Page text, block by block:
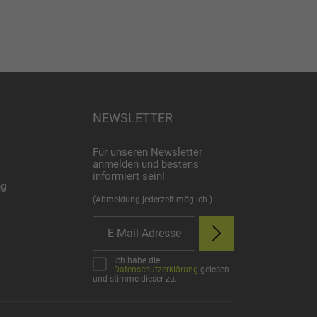
NEWSLETTER
Für unseren Newsletter
anmelden und bestens
informiert sein!
(Abmeldung jederzeit möglich.)
Ich habe die
Datenschutzerklärung gelesen
und stimme dieser zu.